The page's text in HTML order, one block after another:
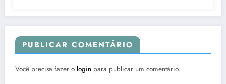
PUBLICAR COMENTÁRIO
Você precisa fazer o login para publicar um comentário.